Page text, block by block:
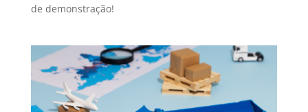
de demonstração!